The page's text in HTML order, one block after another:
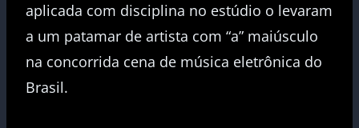
aplicada com disciplina no estúdio o levaram
a um patamar de artista com “a” maiúsculo
na concorrida cena de música eletrônica do
Brasil.